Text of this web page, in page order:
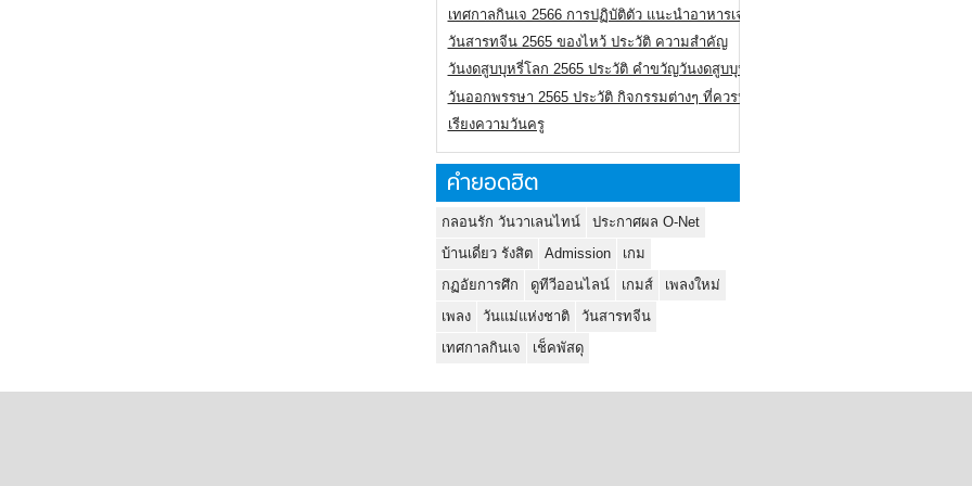
เทศกาลกินเจ 2566 การปฏิบัติตัว แนะนำอาหารเจ
วันสารทจีน 2565 ของไหว้ ประวัติ ความสำคัญ
วันงดสูบบุหรี่โลก 2565 ประวัติ คำขวัญวันงดสูบบุหรี่โลก
วันออกพรรษา 2565 ประวัติ กิจกรรมต่างๆ ที่ควรปฏิบัติ
เรียงความวันครู
คำยอดฮิต
กลอนรัก วันวาเลนไทน์
ประกาศผล O-Net
บ้านเดี่ยว รังสิต
Admission
เกม
กฏอัยการศึก
ดูทีวีออนไลน์ เกมส์
เพลงใหม่
เพลง
วันแม่แห่งชาติ
วันสารทจีน
เทศกาลกินเจ
เช็คพัสดุ